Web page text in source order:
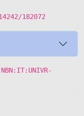
182072